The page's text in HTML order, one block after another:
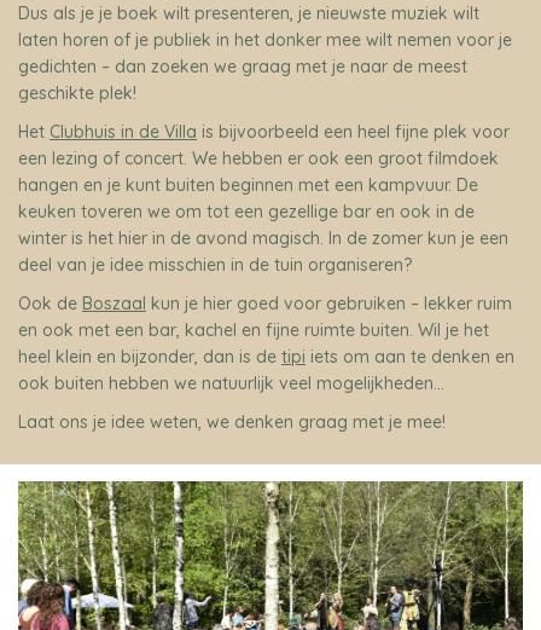
Dus als je je boek wilt presenteren, je nieuwste muziek wilt
laten horen of je publiek in het donker mee wilt nemen voor je
gedichten – dan zoeken we graag met je naar de meest
geschikte plek!
Het Clubhuis in de Villa is bijvoorbeeld een heel fijne plek voor
een lezing of concert. We hebben er ook een groot filmdoek
hangen en je kunt buiten beginnen met een kampvuur. De
keuken toveren we om tot een gezellige bar en ook in de
winter is het hier in de avond magisch. In de zomer kun je een
deel van je idee misschien in de tuin organiseren?
Ook de Boszaal kun je hier goed voor gebruiken – lekker ruim
en ook met een bar, kachel en fijne ruimte buiten. Wil je het
heel klein en bijzonder, dan is de tipi iets om aan te denken en
ook buiten hebben we natuurlijk veel mogelijkheden…
Laat ons je idee weten, we denken graag met je mee!